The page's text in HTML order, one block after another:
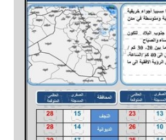
المرحلة المتوسطة
المرحلة الاعدادية
اسئلة وزارية
المرحلة الابتدائية